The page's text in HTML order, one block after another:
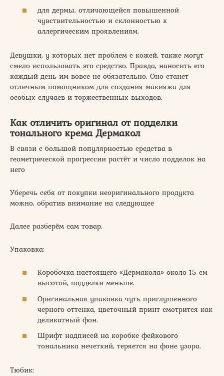
для дермы, отличающейся повышенной
чувствительностью и склонностью к
аллергическим проявлениям.
Девушки, у которых нет проблем с кожей, также могут
смело использовать это средство. Правда, наносить его
каждый день им вовсе не обязательно. Оно станет
отличным помощником для создания макияжа для
особых случаев и торжественных выходов.
Как отличить оригинал от подделки
тонального крема Дермакол
В связи с большой популярностью средства в
геометрической прогрессии растёт и число подделок на
него
Уберечь себя от покупки неоригинального продукта
можно, обратив внимание на следующее
Далее разберём сам товар.
Упаковка:
Коробочка настоящего «Дермакола» около 15 см
высотой, подделки меньше.
Оригинальная упаковка чуть приглушенного
черного оттенка, цветочный принт смотрится как
деликатный фон.
Шрифт надписей на коробке фейкового
тональника нечеткий, теряется на фоне узора.
Тюбик: